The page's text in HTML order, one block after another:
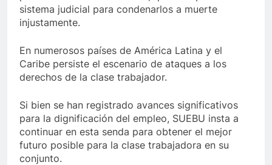
sistema judicial para condenarlos a muerte
injustamente.
En numerosos países de América Latina y el
Caribe persiste el escenario de ataques a los
derechos de la clase trabajador.
Si bien se han registrado avances significativos
para la dignificación del empleo, SUEBU insta a
continuar en esta senda para obtener el mejor
futuro posible para la clase trabajadora en su
conjunto.